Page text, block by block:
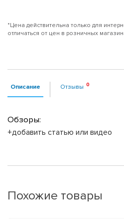
*Цена действительна только для
отличаться от цен в розничных
Описание Отзывы
Обзоры:
+добавить статью или видео
Похожие товары